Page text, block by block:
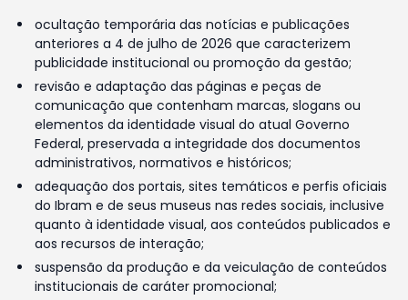
ocultação temporária das notícias e publicações
anteriores a 4 de julho de 2026 que caracterizem
publicidade institucional ou promoção da gestão;
revisão e adaptação das páginas e peças de
comunicação que contenham marcas, slogans ou
elementos da identidade visual do atual Governo
Federal, preservada a integridade dos documentos
administrativos, normativos e históricos;
adequação dos portais, sites temáticos e perfis oficiais
do Ibram e de seus museus nas redes sociais, inclusive
quanto à identidade visual, aos conteúdos publicados e
aos recursos de interação;
suspensão da produção e da veiculação de conteúdos
institucionais de caráter promocional;